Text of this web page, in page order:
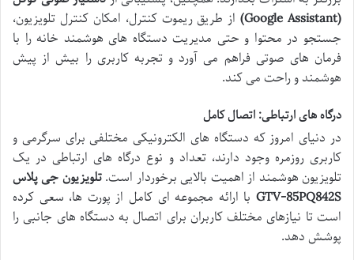
(Google Assistant)
از طریق ریموت کنترل، امکان کنترل تلویزیون،
جستجو در محتوا و حتی مدیریت دستگاه های هوشمند خانه را با
فرمان های صوتی فراهم می آورد و تجربه کاربری را بیش از پیش
هوشمند و راحت می کند.
درگاه های ارتباطی: اتصال کامل
در دنیای امروز که دستگاه های الکترونیکی مختلفی برای سرگرمی و
کاربری روزمره وجود دارند، تعداد و نوع درگاه های ارتباطی در یک
تلویزیون هوشمند از اهمیت بالایی برخوردار است.تلویزیون جی پلاس
GTV-85PQ842S با ارائه مجموعه ای کامل از پورت ها، سعی کرده
است تا نیازهای مختلف کاربران برای اتصال به دستگاه های جانبی را
پوشش دهد.